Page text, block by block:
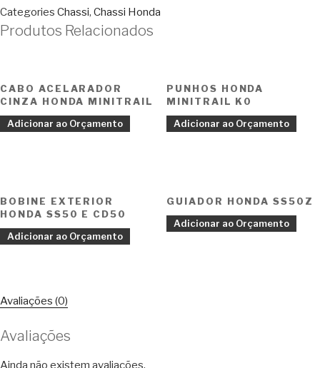
Categories Chassi, Chassi Honda
Produtos Relacionados
CABO ACELARADOR
CINZA HONDA MINITRAIL
Adicionar ao Orçamento
PUNHOS HONDA
MINITRAIL K0
Adicionar ao Orçamento
BOBINE EXTERIOR
HONDA SS50 E CD50
Adicionar ao Orçamento
GUIADOR HONDA SS50Z
Adicionar ao Orçamento
Avaliações (0)
Avaliações
Ainda não existem avaliações.